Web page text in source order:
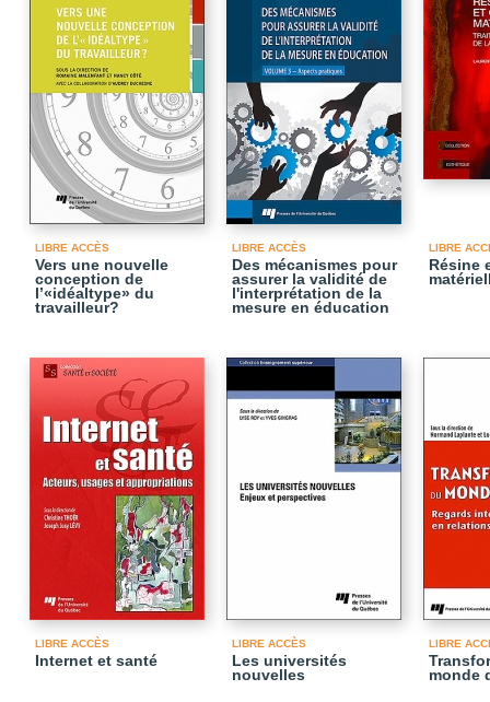
LIBRE ACCÈS
Vers une nouvelle
conception de
l’«idéaltype» du
travailleur?
LIBRE ACCÈS
Des mécanismes pour
assurer la validité de
l'interprétation de la
mesure en éducation
LIBRE
Résine
LIBRE ACCÈS
Internet et santé
LIBRE ACCÈS
Les universités
nouvelles
LIBRE
monde